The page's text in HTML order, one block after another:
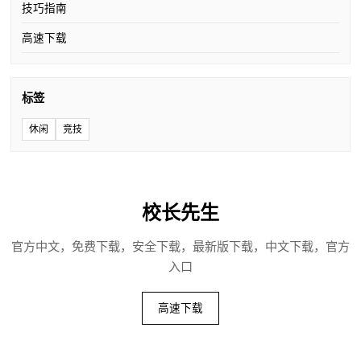
技巧指南
高速下载
标签
休闲 竞技
校长先生
官方中文，免费下载，安全下载，最新版下载，中文下载，官方
入口
高速下载